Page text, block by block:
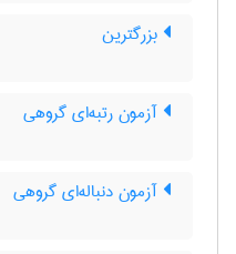
بزرگترین
آزمون رتبه‌ای گروهی
آزمون دنباله‌ای گروهی